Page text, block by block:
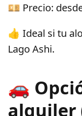
💴 Precio:
👍 Ideal si tu
Lago Ashi.
🚗
alquiler